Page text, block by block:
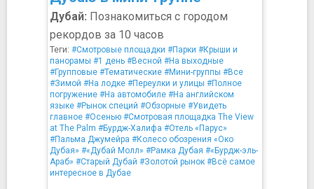
Дубай: Познакомиться с городом
рекордов за 10 часов
Теги: #Смотровые площадки #Парки #Крыши и
панорамы #1 день #Весной #На выходные
#Групповые #Тематические #Мини-группы #Все
#Зимой #На лодке #Переулки и улицы #Полное
погружение #На автомобиле #На английском
языке #Рынок специй #Обзорные #Увидеть
главное #Осенью #Смотровая площадка The View
at The Palm #Бурдж-Халифа #Отель «Парус»
#Пальма Джумейра #Колесо обозрения «Око
Дубая» #«Дубай Молл» #Рамка Дубая #«Бурдж-эль-
Араб» #Старый Дубай #Золотой рынок #Всё самое
интересное в Дубае